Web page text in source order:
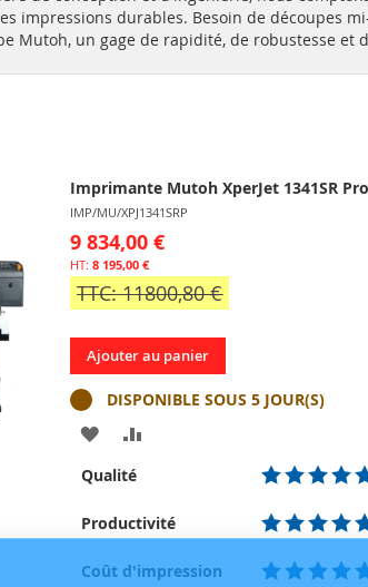
impressions durables. Besoin de découpes
Mutoh, un gage de rapidité, de robustesse et
Imprimante Mutoh XperJet 1341SR
IMP/MU/XPJ1341SRP
9 834,00 €
8 195,00 €
TTC: 11800,80 €
Ajouter au panier
DISPONIBLE SOUS 5 JOUR(S)
AJOUTER
À
Qualité
Productivité
Coût d'impression